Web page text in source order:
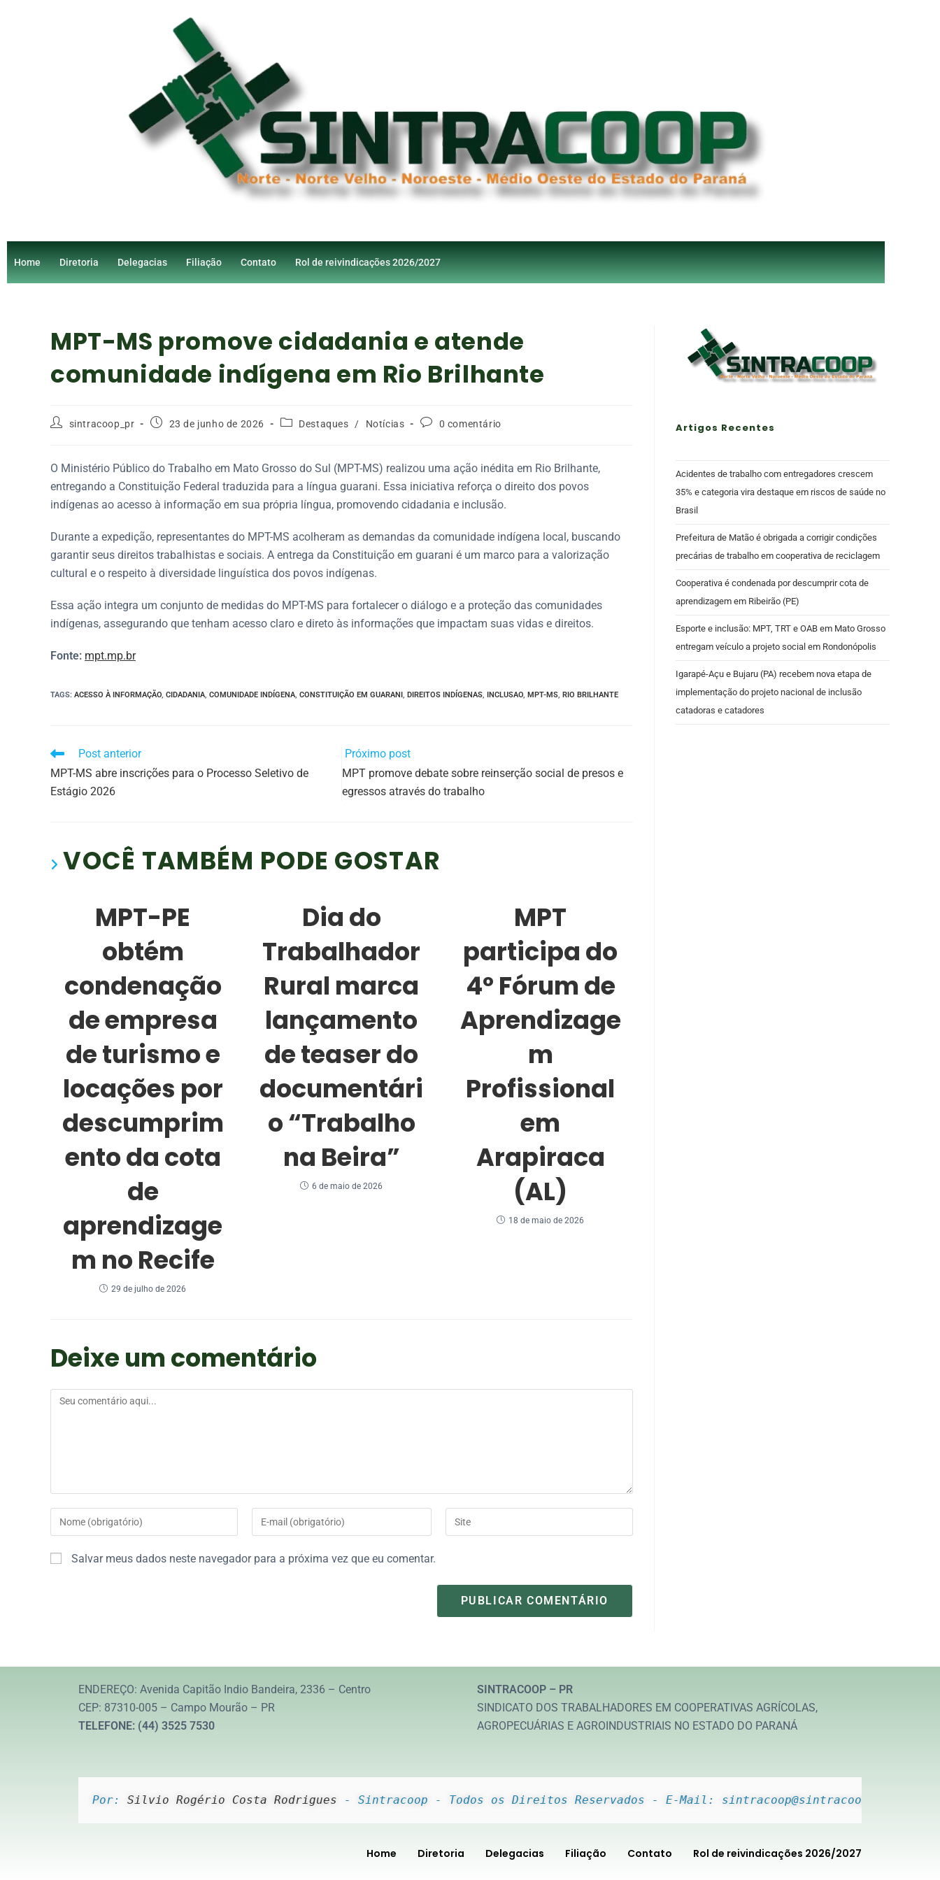
Home Diretoria Delegacias Filiação Contato Rol de reivindicações 2026/2027
MPT-MS promove cidadania e atende
comunidade indígena em Rio Brilhante
sintracoop_pr 23 de junho de 2026 Destaques / Notícias 0 comentário
O Ministério Público do Trabalho em Mato Grosso do Sul (MPT-MS) realizou uma ação inédita em Rio Brilhante,
entregando a Constituição Federal traduzida para a língua guarani. Essa iniciativa reforça o direito dos povos
indígenas ao acesso à informação em sua própria língua, promovendo cidadania e inclusão.
Durante a expedição, representantes do MPT-MS acolheram as demandas da comunidade indígena local, buscando
garantir seus direitos trabalhistas e sociais. A entrega da Constituição em guarani é um marco para a valorização
cultural e o respeito à diversidade linguística dos povos indígenas.
Essa ação integra um conjunto de medidas do MPT-MS para fortalecer o diálogo e a proteção das comunidades
indígenas, assegurando que tenham acesso claro e direto às informações que impactam suas vidas e direitos.
Fonte: mpt.mp.br
TAGS: ACESSO À INFORMAÇÃO, CIDADANIA, COMUNIDADE INDÍGENA, CONSTITUIÇÃO EM GUARANI, DIREITOS INDÍGENAS, INCLUSAO, MPT-MS, RIO BRILHANTE
Post anterior
MPT-MS abre inscrições para o Processo Seletivo de
Estágio 2026
Próximo post
MPT promove debate sobre reinserção social de presos e
egressos através do trabalho
VOCÊ TAMBÉM PODE GOSTAR
MPT-PE
obtém
condenação
de empresa
de turismo e
locações por
descumprim
ento da cota
de
aprendizage
m no Recife
29 de julho de 2026
Dia do
Trabalhador
Rural marca
lançamento
de teaser do
documentári
o “Trabalho
na Beira”
6 de maio de 2026
MPT
participa do
4º Fórum de
Aprendizage
m
Profissional
em
Arapiraca
(AL)
18 de maio de 2026
Deixe um comentário
Salvar meus dados neste navegador para a próxima vez que eu comentar.
Artigos Recentes
Acidentes de trabalho com entregadores crescem
35% e categoria vira destaque em riscos de saúde no
Brasil
Prefeitura de Matão é obrigada a corrigir condições
precárias de trabalho em cooperativa de reciclagem
Cooperativa é condenada por descumprir cota de
aprendizagem em Ribeirão (PE)
Esporte e inclusão: MPT, TRT e OAB em Mato Grosso
entregam veículo a projeto social em Rondonópolis
Igarapé-Açu e Bujaru (PA) recebem nova etapa de
implementação do projeto nacional de inclusão
catadoras e catadores
ENDEREÇO: Avenida Capitão Indio Bandeira, 2336 – Centro
CEP: 87310-005 – Campo Mourão – PR
TELEFONE: (44) 3525 7530
SINTRACOOP – PR
SINDICATO DOS TRABALHADORES EM COOPERATIVAS AGRÍCOLAS,
AGROPECUÁRIAS E AGROINDUSTRIAIS NO ESTADO DO PARANÁ
Por: Silvio Rogério Costa Rodrigues - Sintracoop - Todos os Direitos Reservados - E-Mail: sintracoop@sintracoop.com.br
Home Diretoria Delegacias Filiação Contato Rol de reivindicações 2026/2027